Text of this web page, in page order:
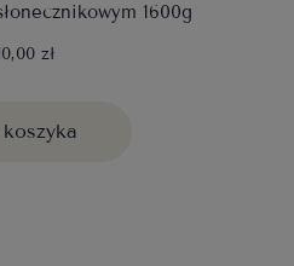
1600g
zł